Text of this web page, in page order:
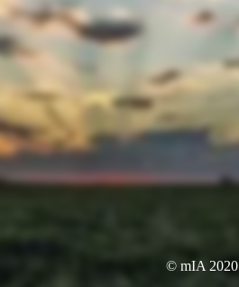
© mIA 2020